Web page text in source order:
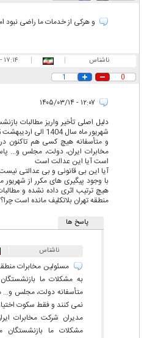
و هرکی از خدمات ما راضی نبود
ناشناس |
|
۱۷:۱۴ - ۱۴۰۵/۰۳/۱۴
0
1
دلیل اصلی تأخیر واریز مطالبات
شهریور ماه سال 1404 الی اردیبهشت 1405 چیست؟
و متأسفانه هیچ کسی هم تاکنون
مخابرات ایران، دولت، مجلس و...
است آیا این عدالت است
آیا این بی قانونی و بی عدالتی
هیچ ترتیب اثری داده نشده و
منطقه تهران بلاتکلیف مانده است چرا؟
پاسخ ها
ناشناس
مسئولین مخابرات
به مشکلات ما
متأسفانه دولت، مجلس و...
نمی کنند و فقط سکوت
مدیران شرکت مخابرات
مشکلات ما بازنشستگان